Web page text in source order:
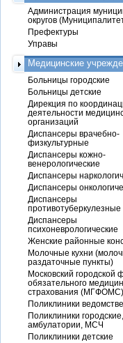
Администрация
округов
Префектуры
Управы
Медицинские
Больницы городские
Больницы детские
Дирекция по
деятельности
организаций
Диспансеры врачебно-
физкультурные
Диспансеры кожно-
венерологические
Диспансеры
Диспансеры
Диспансеры
противотуберкулезные
Диспансеры
психоневрологические
Женские районные
Молочные кухни
раздаточные пункты)
Московский городской
обязательного
страхования (МГФОМС)
Поликлиники
Поликлиники городские,
амбулатории, МСЧ
Поликлиники детские